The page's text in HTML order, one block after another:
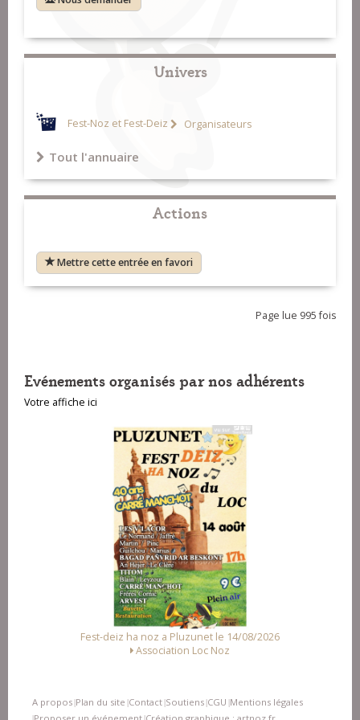
Univers
Fest-Noz et Fest-Deiz Organisateurs
Tout l'annuaire
Actions
Mettre cette entrée en favori
Page lue 995 fois
Evénements organisés par nos adhérents
Votre affiche ici
Fest-deiz ha noz a Pluzunet le 14/08/2026
Association Loc Noz
A propos |Plan du site |Contact |Soutiens |CGU |Mentions légales